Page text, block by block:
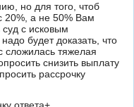
но для того, чтоб
20%, а не 50% Вам
суд с исковым
будет доказать, что
сложилась тяжелая
снизить выплату
рассрочку